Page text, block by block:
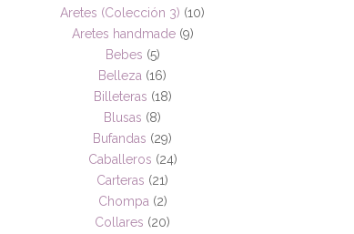
Aretes (Colección 3) (10)
Aretes handmade (9)
Bebes (5)
Belleza (16)
Billeteras (18)
Blusas (8)
Bufandas (29)
Caballeros (24)
Carteras (21)
Chompa (2)
Collares (20)